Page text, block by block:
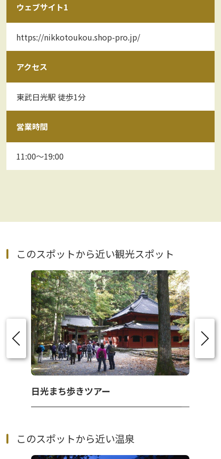
ウェブサイト1
https://nikkotoukou.shop-pro.jp/
アクセス
東武日光駅 徒歩1分
営業時間
11:00～19:00
このスポットから近い観光スポット
日光まち歩きツアー
このスポットから近い温泉